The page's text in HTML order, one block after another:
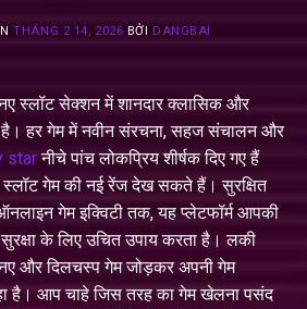
THÁNG 2 14, 2026 BỞI DANGBAI
स्लॉट सेक्शन में शानदार क्लासिक और
हर गेम में नवीन संरचना, सहज संचालन और
starनीचे पांच लोकप्रिय शीर्षक दिए गए हैं
गेम की नई रेंज देख सकते हैं। सुरक्षित
गेम इक्विटी तक, यह प्लेटफॉर्म आपकी
के लिए उचित उपाय करता है। लकी
और दिलचस्प गेम जोड़कर अपनी गेम
है। आप चाहे जिस तरह का गेम खेलना पसंद